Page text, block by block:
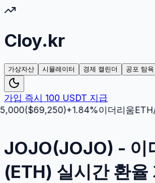
Cloy.kr
가상자산 시뮬레이터 경제 캘린더 공포 탐
가입 즉시 100 USDT 지급
($69,250)+1.84%이더리움ETH/KRW
JOJO(JOJO) - 이
(ETH) 실시간 환율